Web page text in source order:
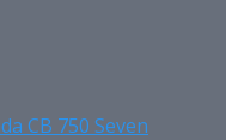
CB 750 Seven